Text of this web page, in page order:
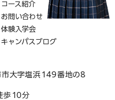
大字塩浜149番地の8
歩10分
コース紹介
お問い合わせ
体験入学会
キャンパスブログ